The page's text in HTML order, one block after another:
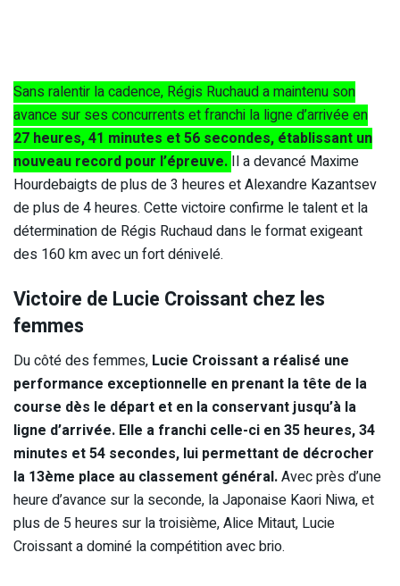
Sans ralentir la cadence, Régis Ruchaud a maintenu son
avance sur ses concurrents et franchi la ligne d’arrivée en
27 heures, 41 minutes et 56 secondes, établissant un
nouveau record pour l’épreuve. Il a devancé Maxime
Hourdebaigts de plus de 3 heures et Alexandre Kazantsev
de plus de 4 heures. Cette victoire confirme le talent et la
détermination de Régis Ruchaud dans le format exigeant
des 160 km avec un fort dénivelé.
Victoire de Lucie Croissant chez les
femmes
Du côté des femmes, Lucie Croissant a réalisé une
performance exceptionnelle en prenant la tête de la
course dès le départ et en la conservant jusqu’à la
ligne d’arrivée. Elle a franchi celle-ci en 35 heures, 34
minutes et 54 secondes, lui permettant de décrocher
la 13ème place au classement général.Avec près d’une
heure d’avance sur la seconde, la Japonaise Kaori Niwa, et
plus de 5 heures sur la troisième, Alice Mitaut, Lucie
Croissant a dominé la compétition avec brio.